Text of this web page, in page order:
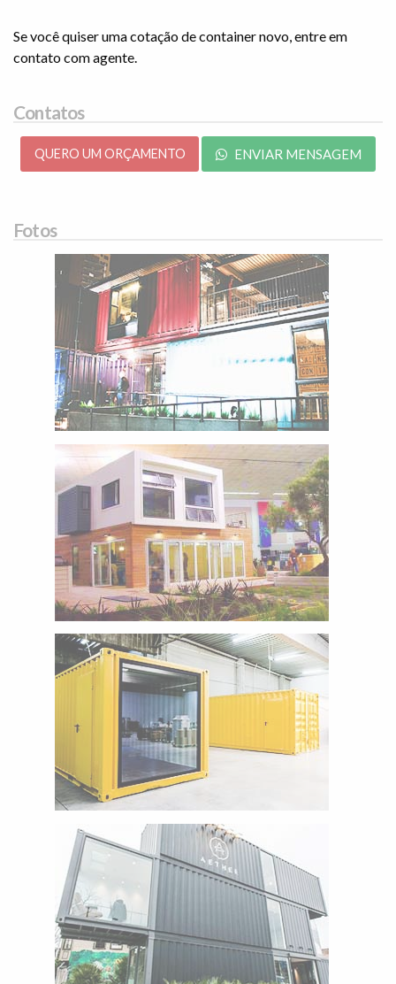
Se você quiser uma cotação de container novo, entre em
contato com agente.
Contatos
QUERO UM ORÇAMENTO ENVIAR MENSAGEM
Fotos